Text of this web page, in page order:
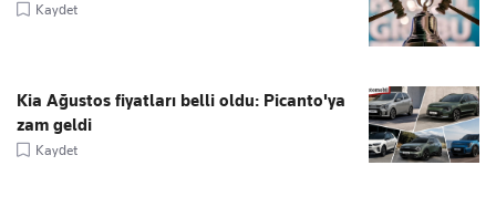
Kaydet
Kia Ağustos fiyatları belli oldu: Picanto'ya
zam geldi
Kaydet